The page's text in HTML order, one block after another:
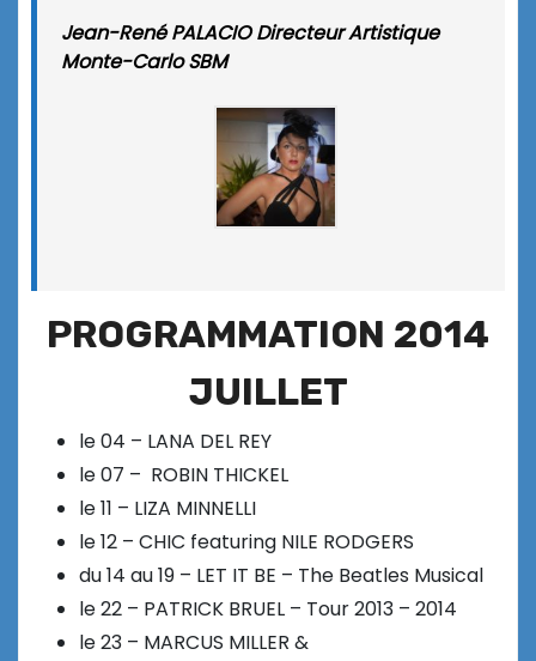
Jean-René PALACIODirecteur Artistique
Monte-Carlo SBM
PROGRAMMATION 2014
JUILLET
le 04 – LANA DEL REY
le 07 – ROBIN THICKEL
le 11 – LIZA MINNELLI
le 12 – CHIC featuring NILE RODGERS
du 14 au 19 – LET IT BE – The Beatles Musical
le 22 – PATRICK BRUEL – Tour 2013 – 2014
le 23 – MARCUS MILLER &